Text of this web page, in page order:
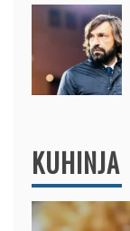
KUHINJA